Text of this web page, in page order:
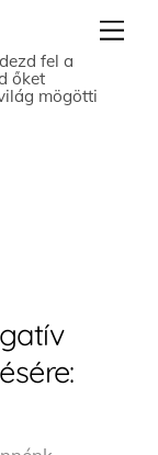
fel a
őket
mögötti